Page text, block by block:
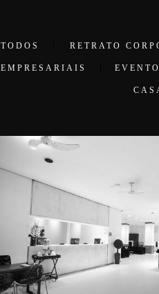
TODOS RETRATO
EMPRESARIAIS